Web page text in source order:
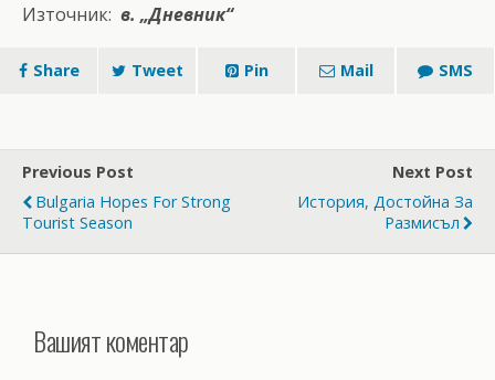
Източник: в. „Дневник“
Share Tweet Pin Mail SMS
Previous Post
Bulgaria Hopes For Strong
Tourist Season
Next Post
История, Достойна За
Размисъл
Вашият коментар